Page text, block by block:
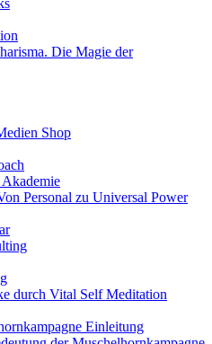
Die Magie der
Shop
Personal zu Universal Power
durch Vital Self Meditation
Einleitung